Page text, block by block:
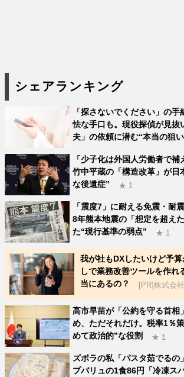
シェアランキング
「探さないでください」の
怯な手口も。現役探偵が見抜
夫」の依頼に潜む“本当の狙
「少子化は外国人労働者で補
竹中平蔵の「構造改革」が日
な後遺症”
★ 1
「震度7」に耐える免震・耐
8年熊本地震の「想定を超え
た“現行基準の弱点”
★ 1
我が社もDXしたいけど予
しで業務改善ツールを作れ
当にあるの？
[PR]株式会
高市早苗が「公約を守る首相
め、ただそれだけ。税率1％
めて政治的”な役割
★ 1
ズボラの私「パスタ茹でるの
プバリュの1食86円「冷凍ス